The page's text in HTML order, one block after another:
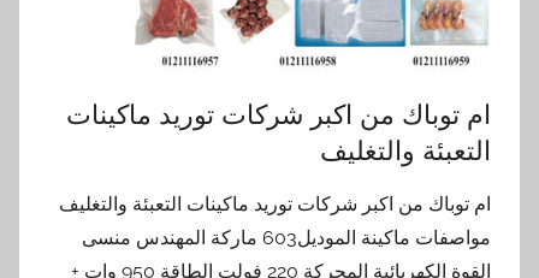
ام توباك من اكبر شركات توريد ماكينات
التعبئة والتغليف
ام توباك من اكبر شركات توريد ماكينات التعبئة والتغليف
مواصفات ماكينة الموديل603 ماركة المهندس منسى
القوة الكهربائية المحركة 220 فولت الطاقة 950 وات +